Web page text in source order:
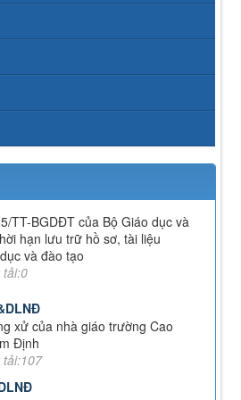
học tập và giá dịch vụ trong
tạo
TWcủa Bộ Chính trị về đột phá
đào tạo
TT-BGDĐT của Bộ Giáo dục và
hạn lưu trữ hồ sơ, tài liệu
và đào tạo
tải:0
Định
vị trí công tác năm 2026